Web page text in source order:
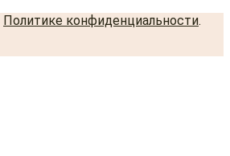
Политике конфиденциальности.